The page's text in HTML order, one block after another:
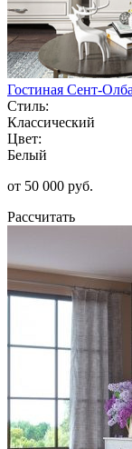
Гостиная Сент-
Стиль:
Классический
Цвет:
Белый
от 50 000 руб.
Рассчитать